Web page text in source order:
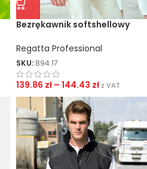
Bezrękawnik softshellowy
Regatta Professional
SKU: 894.17
139.86 zł – 144.43 zł z VAT